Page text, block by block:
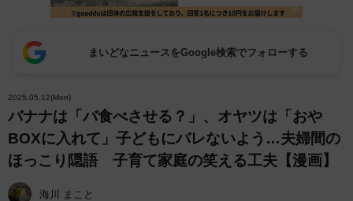
まいどなニュースをGoogle検索でフォローする
2025.05.12(Mon)
バナナは「バ食べさせる？」、オヤツは「おや
BOXに入れて」子どもにバレないよう…夫婦間の
ほっこり隠語 子育て家庭の笑える工夫【漫画】
海川 まこと